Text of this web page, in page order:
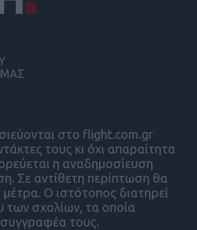
στο flight.com.gr
τους κι όχι απαραίτητα
η αναδημοσίευση
Σε αντίθετη περίπτωση θα
Ο ιστότοπος διατηρεί
των σχολίων, τα οποία
τους.
ΜΑΣ